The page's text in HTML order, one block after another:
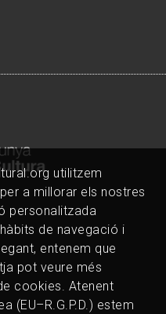
utilitzem
a millorar els nostres
personalitzada
de navegació i
entenem que
pot veure més
cookies. Atenent
(EU–R.G.P.D.) estem